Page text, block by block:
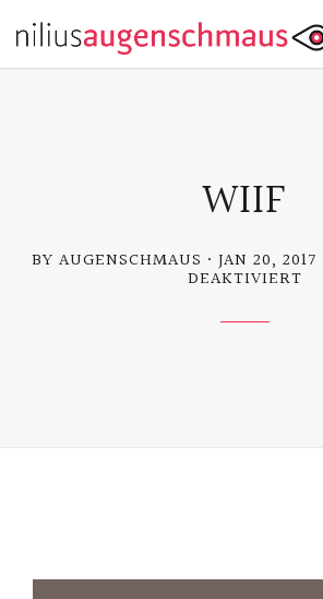
WIIF
BY AUGENSCHMAUS JAN 20, 2017
DEAKTIVIERTFÜR